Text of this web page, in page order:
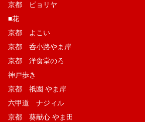
京都 ピョリヤ
■花
京都 よこい
京都 呑小路やま岸
京都 洋食堂のろ
神戸歩き
京都 祇園 やま岸
六甲道 ナジィル
京都 葵献心 やま田